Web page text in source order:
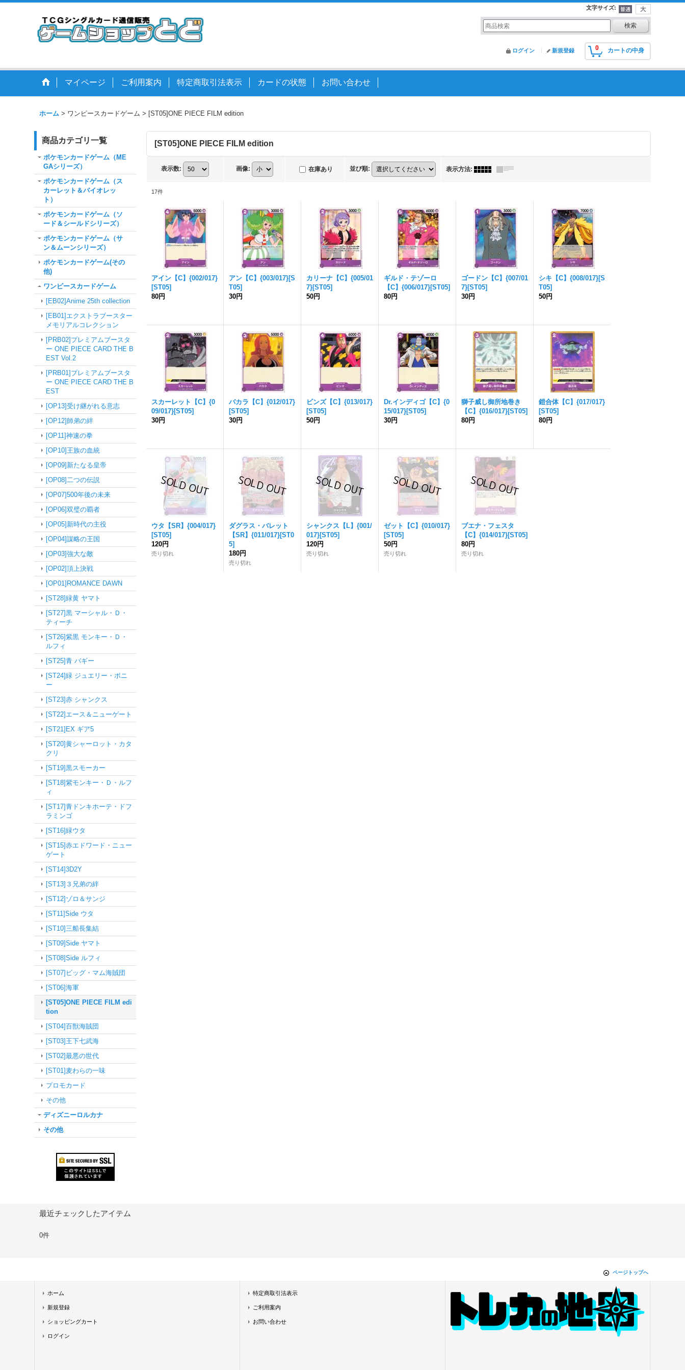
文字サイズ:
0 カートの中身
ログイン 新規登録
マイページ ご利用案内 特定商取引法表示 カードの状態 お問い合わせ
ホーム > ワンピースカードゲーム > [ST05]ONE PIECE FILM edition
商品カテゴリ一覧
ポケモンカードゲーム（ME
GAシリーズ）
ポケモンカードゲーム（ス
カーレット＆バイオレッ
ト）
ポケモンカードゲーム（ソ
ード＆シールドシリーズ）
ポケモンカードゲーム（サ
ン＆ムーンシリーズ）
ポケモンカードゲーム(その
他)
ワンピースカードゲーム
[EB02]Anime 25th collection
[EB01]エクストラブースター
メモリアルコレクション
[PRB02]プレミアムブースタ
ー ONE PIECE CARD THE B
EST Vol.2
[PRB01]プレミアムブースタ
ー ONE PIECE CARD THE B
EST
[OP13]受け継がれる意志
[OP12]師弟の絆
[OP11]神速の拳
[OP10]王族の血統
[OP09]新たなる皇帝
[OP08]二つの伝説
[OP07]500年後の未来
[OP06]双璧の覇者
[OP05]新時代の主役
[OP04]謀略の王国
[OP03]強大な敵
[OP02]頂上決戦
[OP01]ROMANCE DAWN
[ST28]緑黄 ヤマト
[ST27]黒 マーシャル・Ｄ・
ティーチ
[ST26]紫黒 モンキー・Ｄ・
ルフィ
[ST25]青 バギー
[ST24]緑 ジュエリー・ボニ
ー
[ST23]赤 シャンクス
[ST22]エース＆ニューゲート
[ST21]EX ギア5
[ST20]黄シャーロット・カタ
クリ
[ST19]黒スモーカー
[ST18]紫モンキー・Ｄ・ルフ
ィ
[ST17]青ドンキホーテ・ドフ
ラミンゴ
[ST16]緑ウタ
[ST15]赤エドワード・ニュー
ゲート
[ST14]3D2Y
[ST13]３兄弟の絆
[ST12]ゾロ＆サンジ
[ST11]Side ウタ
[ST10]三船長集結
[ST09]Side ヤマト
[ST08]Side ルフィ
[ST07]ビッグ・マム海賊団
[ST06]海軍
[ST05]ONE PIECE FILM edi
tion
[ST04]百獣海賊団
[ST03]王下七武海
[ST02]最悪の世代
[ST01]麦わらの一味
プロモカード
その他
ディズニーロルカナ
その他
[ST05]ONE PIECE FILM edition
表示数: 画像: 在庫あり 並び順: 表示方法:
17件
アイン【C】{002/017}
[ST05]
80円
アン【C】{003/017}[S
T05]
30円
カリーナ【C】{005/01
7}[ST05]
50円
ギルド・テゾーロ
【C】{006/017}[ST05]
80円
ゴードン【C】{007/01
7}[ST05]
30円
シキ【C】{008/017}[S
T05]
50円
スカーレット【C】{0
09/017}[ST05]
30円
バカラ【C】{012/017}
[ST05]
30円
ビンズ【C】{013/017}
[ST05]
50円
Dr.インディゴ【C】{0
15/017}[ST05]
30円
獅子威し御所地巻き
【C】{016/017}[ST05]
80円
鎧合体【C】{017/017}
[ST05]
80円
ウタ【SR】{004/017}
[ST05]
120円
売り切れ
ダグラス・バレット
【SR】{011/017}[ST0
5]
180円
売り切れ
シャンクス【L】{001/
017}[ST05]
120円
売り切れ
ゼット【C】{010/017}
[ST05]
50円
売り切れ
ブエナ・フェスタ
【C】{014/017}[ST05]
80円
売り切れ
最近チェックしたアイテム
0件
ページトップへ
ホーム
新規登録
ショッピングカート
ログイン
特定商取引法表示
ご利用案内
お問い合わせ